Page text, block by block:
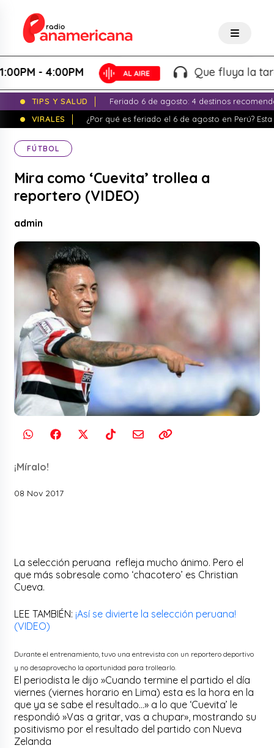
- 4:00PM Que fluya la tarde!
TIPS Y SALUD
Feriado 6 de agosto: 4 destinos
VIRALES
¿Por qué es feriado el 6 de agosto en Perú?
FÚTBOL
Mira como ‘Cuevita’ trollea a
reportero (VIDEO)
admin
¡Míralo!
08 Nov 2017
La selección peruana refleja mucho ánimo. Pero el
que más sobresale como ‘chacotero’ es Christian
Cueva.
LEE TAMBIÉN: ¡Así se divierte la selección peruana!
(VIDEO)
Durante el entrenamiento, tuvo una entrevista con un reportero deportivo
y no desaprovecho la oportunidad para trollearlo.
El periodista le dijo »Cuando termine el partido el día
viernes (viernes horario en Lima) esta es la hora en la
que ya se sabe el resultado…» a lo que ‘Cuevita’ le
respondió »Vas a gritar, vas a chupar», mostrando su
positivismo por el resultado del partido con Nueva
Zelanda